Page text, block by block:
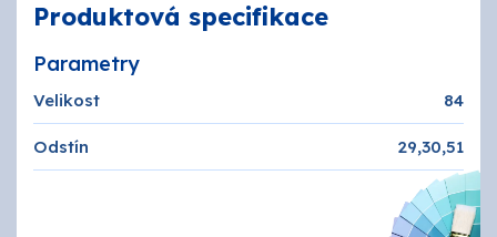
Kamenná prodejna
Vzorníky
Produktová specifikace
Parametry
Velikost 84
Odstín 29,30,51